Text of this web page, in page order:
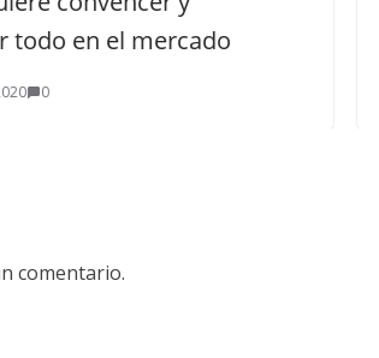
hasta el momento
comentario.